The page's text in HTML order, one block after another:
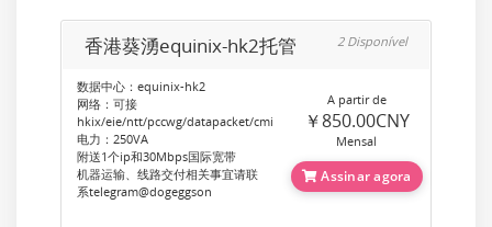
香港葵湧equinix-hk2托管 2 Disponível
数据中心：equinix-hk2
网络：可接
hkix/eie/ntt/pccwg/datapacket/cmi
电力：250VA
附送1个ip和30Mbps国际宽带
机器运输、线路交付相关事宜请联
系telegram@dogeggson
A partir de
￥850.00CNY
Mensal
Assinar agora